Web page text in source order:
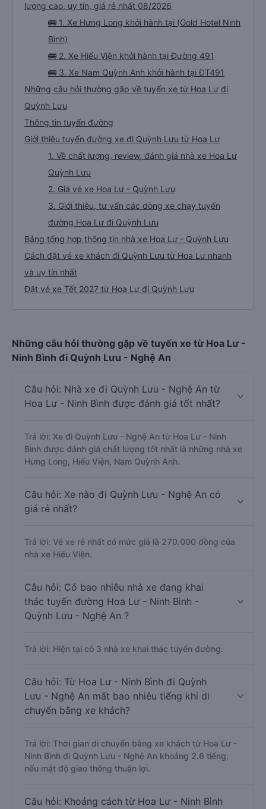
lượng cao, uy tín, giá rẻ nhất 08/2026
🚌 1. Xe Hưng Long khởi hành tại (Gold Hotel Ninh
Bình)
🚌 2. Xe Hiếu Viện khởi hành tại Đường 491
🚌 3. Xe Nam Quỳnh Anh khởi hành tại ĐT491
Những câu hỏi thường gặp về tuyến xe từ Hoa Lư đi
Quỳnh Lưu
Thông tin tuyến đường
Giới thiệu tuyến đường xe đi Quỳnh Lưu từ Hoa Lư
1. Về chất lượng, review, đánh giá nhà xe Hoa Lư
Quỳnh Lưu
2. Giá vé xe Hoa Lư - Quỳnh Lưu
3. Giới thiệu, tư vấn các dòng xe chạy tuyến
đường Hoa Lư đi Quỳnh Lưu
Bảng tổng hợp thông tin nhà xe Hoa Lư - Quỳnh Lưu
Cách đặt vé xe khách đi Quỳnh Lưu từ Hoa Lư nhanh
và uy tín nhất
Đặt vé xe Tết 2027 từ Hoa Lư đi Quỳnh Lưu
Những câu hỏi thường gặp về tuyến xe từ Hoa Lư -
Ninh Bình đi Quỳnh Lưu - Nghệ An
Câu hỏi: Nhà xe đi Quỳnh Lưu - Nghệ An từ
Hoa Lư - Ninh Bình được đánh giá tốt nhất?
Trả lời: Xe đi Quỳnh Lưu - Nghệ An từ Hoa Lư - Ninh
Bình được đánh giá chất lượng tốt nhất là những nhà xe
Hưng Long, Hiếu Viện, Nam Quỳnh Anh.
Câu hỏi: Xe nào đi Quỳnh Lưu - Nghệ An có
giá rẻ nhất?
Trả lời: Vé xe rẻ nhất có mức giá là 270.000 đồng của
nhà xe Hiếu Viện.
Câu hỏi: Có bao nhiêu nhà xe đang khai
thác tuyến đường Hoa Lư - Ninh Bình -
Quỳnh Lưu - Nghệ An ?
Trả lời: Hiện tại có 3 nhà xe khai thác tuyến đường.
Câu hỏi: Từ Hoa Lư - Ninh Bình đi Quỳnh
Lưu - Nghệ An mất bao nhiêu tiếng khi di
chuyển bằng xe khách?
Trả lời: Thời gian di chuyển bằng xe khách từ Hoa Lư -
Ninh Bình đi Quỳnh Lưu - Nghệ An khoảng 2.6 tiếng,
nếu mật độ giao thông thuận lợi.
Câu hỏi: Khoảng cách từ Hoa Lư - Ninh Bình